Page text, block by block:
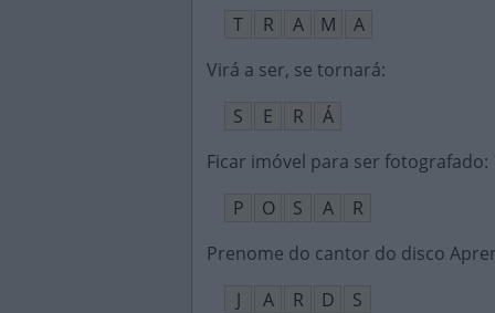
T
R A M
A
Virá a ser, se tornará:
S
E R
Á
Ficar imóvel para ser fotografado:
P
O S A
R
Prenome do cantor do disco
J
A R D
S